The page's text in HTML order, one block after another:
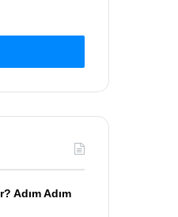
Adım Adım